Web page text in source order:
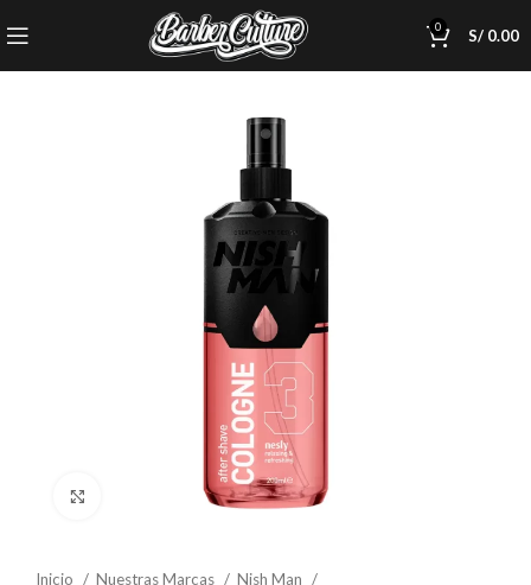
0 S/0.00
Click to enlarge
Inicio Nuestras Marcas
Nish Man